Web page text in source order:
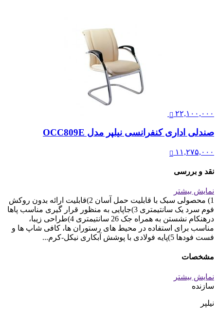
۲۲,۱۰۰,۰۰۰
صندلی اداری کنفرانسی نیلپر مدل OCC809E
۱۱,۲۷۵,۰۰۰
نقد و بررسی
نمایش بیشتر
1) محصولی سبک با قابلیت حمل آسان 2)قابلیت ارائه بدون روکش
فوم سرد یک سانتیمتری 3)جاپایی به منظور قرار گیری مناسب پاها
درهنکام نشستن به همراه جک 26 سانتیمتری 4)طراحی زیبا،
مناسب برای استفاده در محیط های رستوران ها، کافی شاپ ها و
فست فودها 5)پایه فولادی با پوشش آبکاری نیکل-کرم...
مشخصات
نمایش بیشتر
سازنده
نیلپر